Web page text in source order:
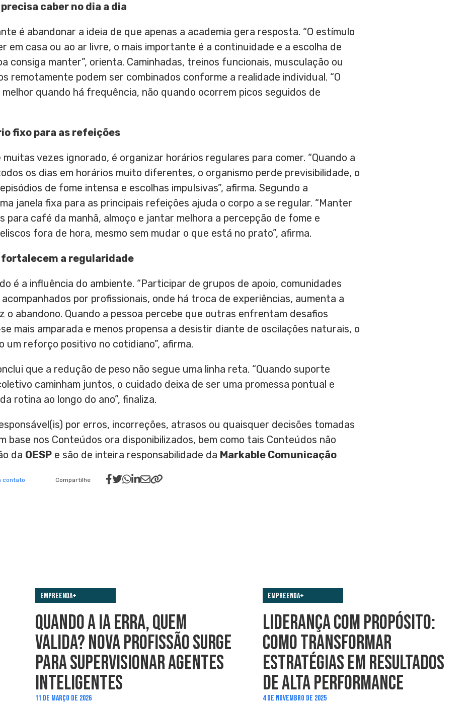
caber no dia a dia
é abandonar a ideia de que apenas a academia gera resposta. “O estímulo
em casa ou ao ar livre, o mais importante é a continuidade e a escolha de
consiga manter”, orienta. Caminhadas, treinos funcionais, musculação ou
remotamente podem ser combinados conforme a realidade individual. “O
quando há frequência, não quando ocorrem picos seguidos de
fixo para as refeições
muitas vezes ignorado, é organizar horários regulares para comer. “Quando a
os dias em horários muito diferentes, o organismo perde previsibilidade, o
de fome intensa e escolhas impulsivas”, afirma. Segundo a
janela fixa para as principais refeições ajuda o corpo a se regular. “Manter
para café da manhã, almoço e jantar melhora a percepção de fome e
fora de hora, mesmo sem mudar o que está no prato”, afirma.
fortalecem a regularidade
é a influência do ambiente. “Participar de grupos de apoio, comunidades
por profissionais, onde há troca de experiências, aumenta a
o abandono. Quando a pessoa percebe que outras enfrentam desafios
mais amparada e menos propensa a desistir diante de oscilações naturais, o
um reforço positivo no cotidiano”, afirma.
que a redução de peso não segue uma linha reta. “Quando suporte
caminham juntos, o cuidado deixa de ser uma promessa pontual e
rotina ao longo do ano”, finaliza.
por erros, incorreções, atrasos ou quaisquer decisões tomadas
base nos Conteúdos ora disponibilizados, bem como tais Conteúdos não
da OESP e são de inteira responsabilidade da Markable Comunicação
contato Compartilhe
Empreenda+
QUANDO A IA ERRA, QUEM
VALIDA? NOVA PROFISSÃO SURGE
PARA SUPERVISIONAR AGENTES
INTELIGENTES
11 DE MARÇO DE 2026
Empreenda+
LIDERANÇA COM PROPÓSITO:
COMO TRANSFORMAR
ESTRATÉGIAS EM RESULTADOS
DE ALTA PERFORMANCE
4 DE NOVEMBRO DE 2025